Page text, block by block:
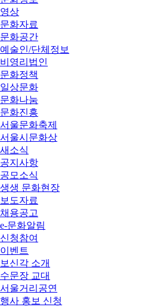
영상
문화자료
문화공간
예술인/단체정보
비영리법인
문화정책
일상문화
문화나눔
문화진흥
서울문화축제
서울시문화상
새소식
공지사항
공모소식
생생 문화현장
보도자료
채용공고
e-문화알림
신청참여
이벤트
보신각 소개
수문장 교대
서울거리공연
행사 홍보 신청